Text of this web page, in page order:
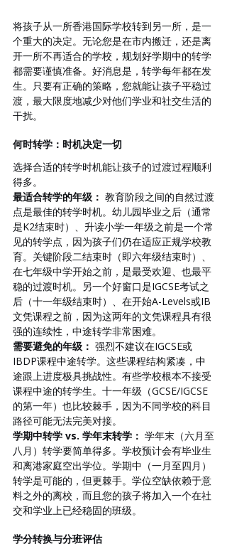
将孩子从一所香港国际学校转到另一所，是一
个重大的决定。无论您是在市内搬迁，还是离
开一所不再适合的学校，规划好学期中的转学
都需要谨慎准备。好消息是，转学每年都在发
生。只要有正确的策略，您就能让孩子平稳过
渡，最大限度地减少对他们学业和社交生活的
干扰。
何时转学：时机决定一切
选择合适的转学时机能让孩子的过渡过程顺利
得多。
最适合转学的年级： 教育阶段之间的自然过渡
点是最佳的转学时机。幼儿园毕业之后（通常
是K2结束时）、升读小学一年级之前是一个常
见的转学点，因为孩子们仍在适应正规学校教
育。关键阶段二结束时（即六年级结束时）、
在七年级中学开始之前，是最受欢迎、也最平
稳的过渡时机。另一个好窗口是IGCSE考试之
后（十一年级结束时）、在开始A-Levels或IB
文凭课程之前，因为这两年的文凭课程具有很
强的连续性，中途转学非常困难。
需要避免的年级： 强烈不建议在IGCSE或
IBDP课程中途转学。这些课程结构紧凑，中
途跟上进度极具挑战性。有些学校根本不接受
课程中途的转学生。十一年级（GCSE/IGCSE
的第一年）也比较棘手，因为不同学校的科目
路径可能无法完美对接。
学期中转学 vs. 学年末转学： 学年末（六月至
八月）转学要简单得多。学校预计会有毕业生
和离港家庭空出学位。学期中（一月至四月）
转学是可能的，但更棘手。学位空缺依赖于意
料之外的离校，而且您的孩子将加入一个在社
交和学业上已经稳固的班级。
学分转换与分班评估